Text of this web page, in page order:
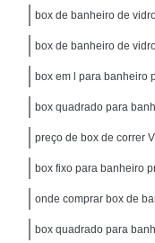
box de banheiro de
box de banheiro de
box em l para banheiro
box quadrado para
preço de box de correr
box fixo para banheiro
onde comprar box de
box quadrado para